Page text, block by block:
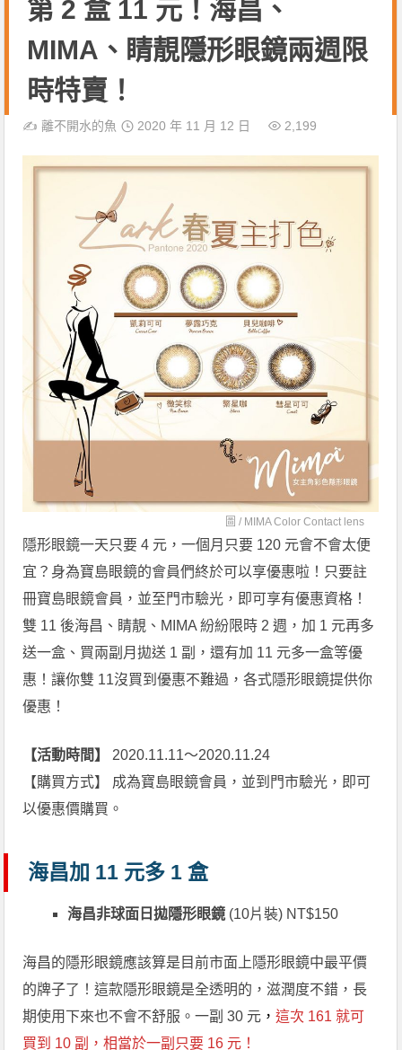
第 2 盒 11 元！海昌、
MIMA、睛靚隱形眼鏡兩週限
時特賣！
✍️離不開水的魚 2020 年 11 月 12 日 2,199
圖 / MIMA Color Contact lens
隱形眼鏡一天只要 4 元，一個月只要 120 元會不會太便
宜？身為寶島眼鏡的會員們終於可以享優惠啦！只要註
冊寶島眼鏡會員，並至門市驗光，即可享有優惠資格！
雙 11 後海昌、睛靚、MIMA 紛紛限時 2 週，加 1 元再多
送一盒、買兩副月拋送 1 副，還有加 11 元多一盒等優
惠！讓你雙 11沒買到優惠不難過，各式隱形眼鏡提供你
優惠！
【活動時間】
2020.11.11～2020.11.24
【購買方式】 成為寶島眼鏡會員，並到門市驗光，即可
以優惠價購買。
海昌加 11 元多 1 盒
海昌非球面日拋隱形眼鏡 (10片裝) NT$150
海昌的隱形眼鏡應該算是目前市面上隱形眼鏡中最平價
的牌子了！這款隱形眼鏡是全透明的，滋潤度不錯，長
期使用下來也不會不舒服。一副 30 元 ，這次 161 就可
買到 10 副，相當於一副只要 16 元！